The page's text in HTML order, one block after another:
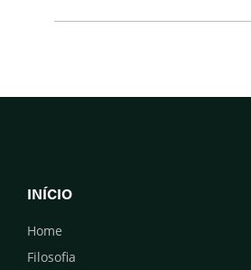
INÍCIO
Home
Filosofia